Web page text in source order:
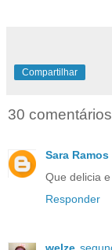
Compartilhar
30
Sara Ramos
Que delicia
Responder